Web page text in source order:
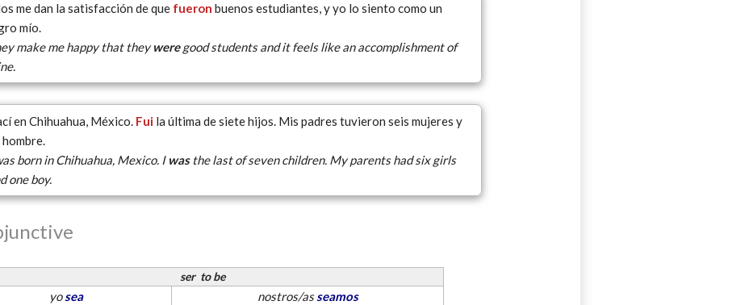
me dan la satisfacción de que fueron buenos estudiantes, y yo lo siento como un
mío.
make me happy that theyweregood students and it feels like an accomplishment of
en Chihuahua, México. Fui la última de siete hijos. Mis padres tuvieron seis mujeres y
hombre.
born in Chihuahua, Mexico. I wasthe last of seven children. My parents had six girls
one boy.
serto be
yosea nostros/asseamos